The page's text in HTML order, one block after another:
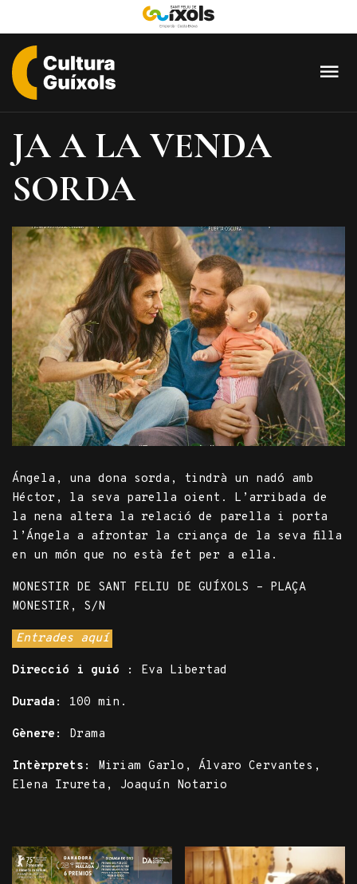
Cultura
Sant
Feliu
de
Guíxols
JA A LA VENDA
SORDA
Ángela, una dona sorda, tindrà un nadó amb
Héctor, la seva parella oient. L’arribada de
la nena altera la relació de parella i porta
l’Ángela a afrontar la criança de la seva filla
en un món que no està fet per a ella.
MONESTIR DE SANT FELIU DE GUÍXOLS – PLAÇA
MONESTIR, S/N
Entrades aquí
Direcció i guió : Eva Libertad
Durada: 100 min.
Gènere: Drama
Intèrprets: Miriam Garlo, Álvaro Cervantes,
Elena Irureta, Joaquín Notario